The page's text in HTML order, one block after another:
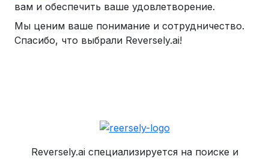
вам и обеспечить ваше удовлетворение.
Мы ценим ваше понимание и сотрудничество.
Спасибо, что выбрали Reversely.ai!
Reversely.ai специализируется на поиске и